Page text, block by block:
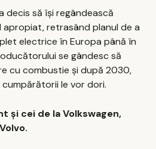
decis să își regândească
retrasând planul de a
electrice în Europa până în
se gândesc să
cu combustie și după 2030,
le vor dori.
și cei de la Volkswagen,